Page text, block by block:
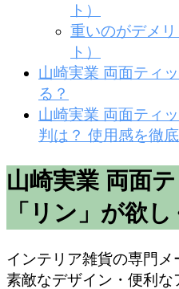
ト）
重いのがデメ
ト）
山崎実業 両面ティ
る？
山崎実業 両面ティ
判は？ 使用感を徹
山崎実業 両面
「リン」が欲
インテリア雑貨の専門メ
素敵なデザイン・便利